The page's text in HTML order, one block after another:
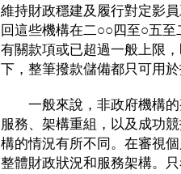
維持財政穩建及履行對定影
回這些機構在二○○四至○五
有關款項或已超過一般上限
下，整筆撥款儲備都只可用
一般來說，非政府機構的
服務、架構重組，以及成功
構的情況有所不同。在審視
整體財政狀況和服務架構。